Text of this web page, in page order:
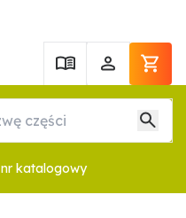
nr katalogowy